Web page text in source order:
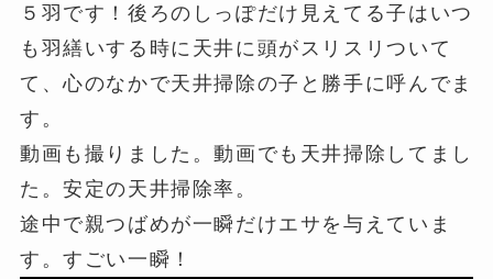
５羽です！後ろのしっぽだけ見えてる子はいつ
も羽繕いする時に天井に頭がスリスリついて
て、心のなかで天井掃除の子と勝手に呼んでま
す。
動画も撮りました。動画でも天井掃除してまし
た。安定の天井掃除率。
途中で親つばめが一瞬だけエサを与えていま
す。すごい一瞬！